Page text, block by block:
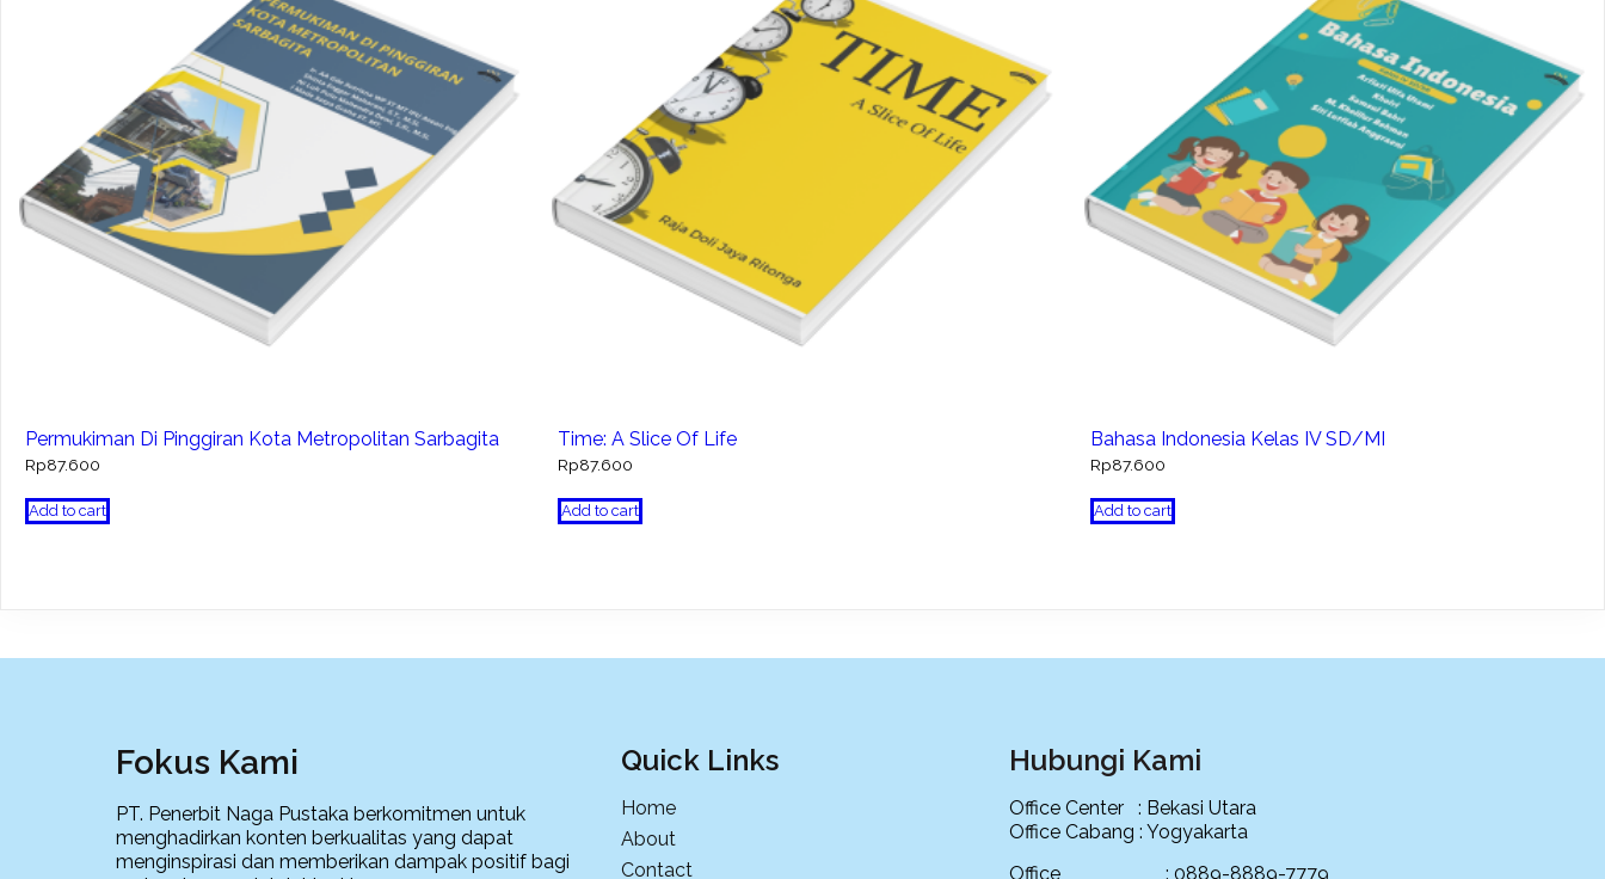
Permukiman Di Pinggiran Kota Metropolitan Sarbagita
Rp87.600
Add to cart
Time: A Slice Of Life
Rp87.600
Add to cart
Bahasa Indonesia Kelas IV SD/MI
Rp87.600
Add to cart
Fokus Kami
PT. Penerbit Naga Pustaka berkomitmen untuk
menghadirkan konten berkualitas yang dapat
menginspirasi dan memberikan dampak positif bagi
Quick Links
Home
About
Contact
Hubungi Kami
Office Center : Bekasi Utara
Office Cabang : Yogyakarta
Office : 0889-8889-7779